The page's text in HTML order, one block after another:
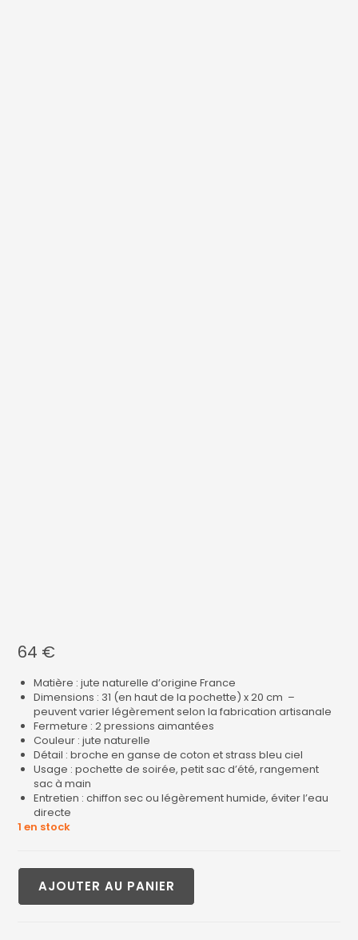
64 €
Matière : jute naturelle d’origine France
Dimensions : 31 (en haut de la pochette) x 20 cm –
peuvent varier légèrement selon la fabrication artisanale
Fermeture : 2 pressions aimantées
Couleur : jute naturelle
Détail : broche en ganse de coton et strass bleu ciel
Usage : pochette de soirée, petit sac d’été, rangement
sac à main
Entretien : chiffon sec ou légèrement humide, éviter l’eau
directe
1 en stock
AJOUTER AU PANIER